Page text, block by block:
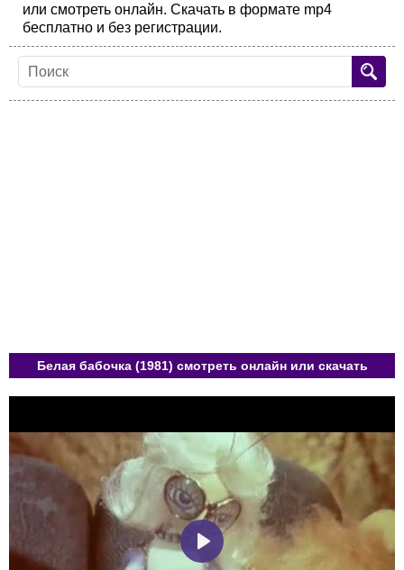
или смотреть онлайн. Скачать в формате mp4
бесплатно и без регистрации.
Белая бабочка (1981) смотреть онлайн или скачать
Play